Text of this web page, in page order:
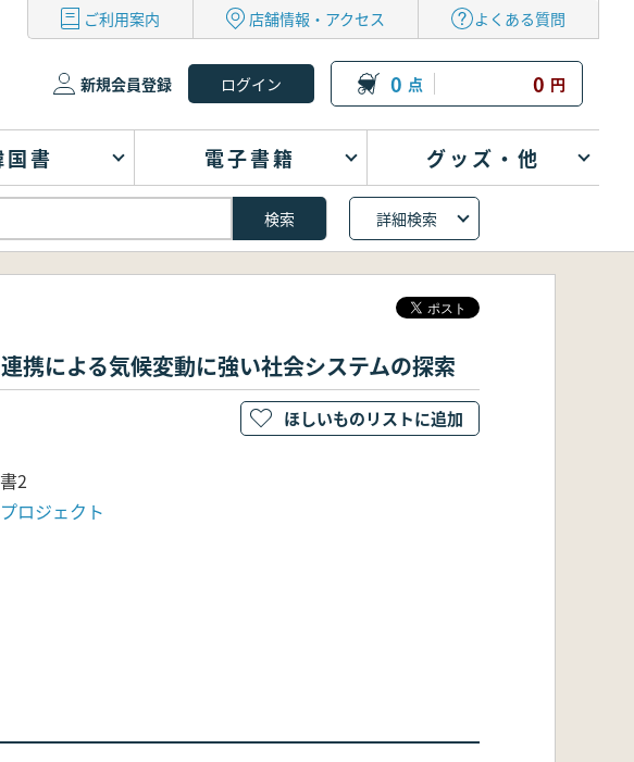
ご利用案内 店舗情報・アクセス よくある質問
新規会員登録 0 点 0 円
国書 電子書籍 グッズ・他
詳細検索
携による気候変動に強い社会システムの探索
2
ロジェクト
ほしいものリストに追加